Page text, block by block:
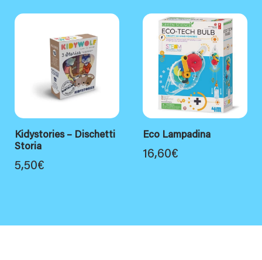
Kidystories – Dischetti
Storia
5,50€
Eco Lampadina
16,60€